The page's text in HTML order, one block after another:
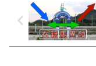
ラが早くもB級へ昇級。ま
た、...